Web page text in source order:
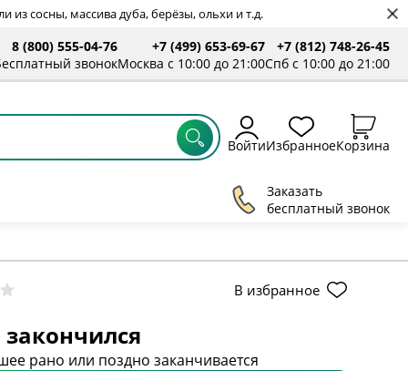
сосны, массива дуба, берёзы, ольхи и т.д.
8 (800) 555-04-76
звонок
+7 (499) 653-69-67
Москва с 10:00 до 21:00
+7 (812) 748-26-45
Спб с 10:00 до 21:00
ВойтиИзбранноеКорзина
Заказать
бесплатный звонок
В избранное
закончился
рано или поздно заканчивается